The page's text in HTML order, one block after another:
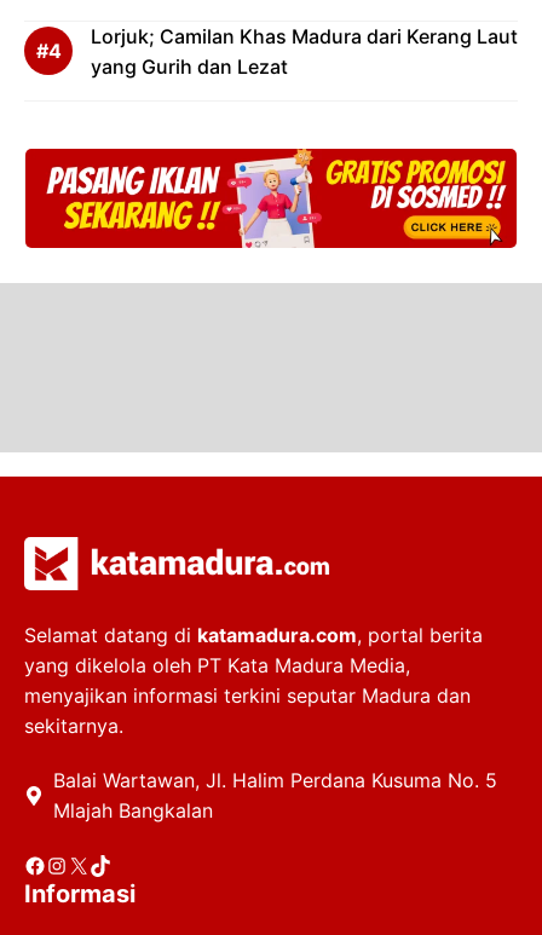
Lorjuk; Camilan Khas Madura dari Kerang Laut
yang Gurih dan Lezat
Selamat datang di katamadura.com, portal berita
yang dikelola oleh PT Kata Madura Media,
menyajikan informasi terkini seputar Madura dan
sekitarnya.
Balai Wartawan, Jl. Halim Perdana Kusuma No. 5
Mlajah Bangkalan
Facebook
Instagram
X TikTok
Informasi